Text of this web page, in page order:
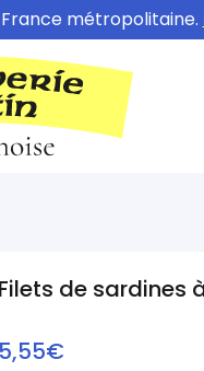
métropolitaine.
Filets de sardines
5,55€